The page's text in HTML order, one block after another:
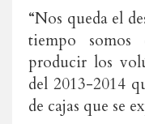
“Nos queda el
tiempo somos
producir los
del 2013-2014
de cajas que se